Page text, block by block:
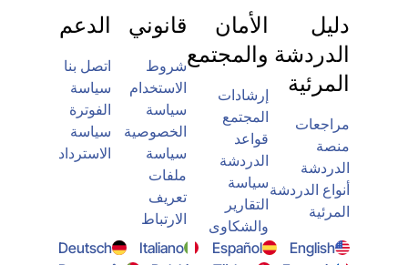
دليل
الدردشة
المرئية
مراجعات
منصة
الدردشة
أنواع الدردشة
المرئية
الأمان
والمجتمع
إرشادات
المجتمع
قواعد
الدردشة
سياسة
التقارير
والشكاوى
قانوني
شروط
الاستخدام
سياسة
الخصوصية
سياسة
ملفات
تعريف
الارتباط
الدعم
اتصل بنا
سياسة
الفوترة
سياسة
الاسترداد
English
Español
Italiano
Deutsch